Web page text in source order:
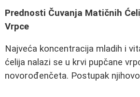
Prednosti Čuvanja Matičnih
Vrpce
Najveća koncentracija mladih i
ćelija nalazi se u krvi pupčane
novorođenčeta. Postupak